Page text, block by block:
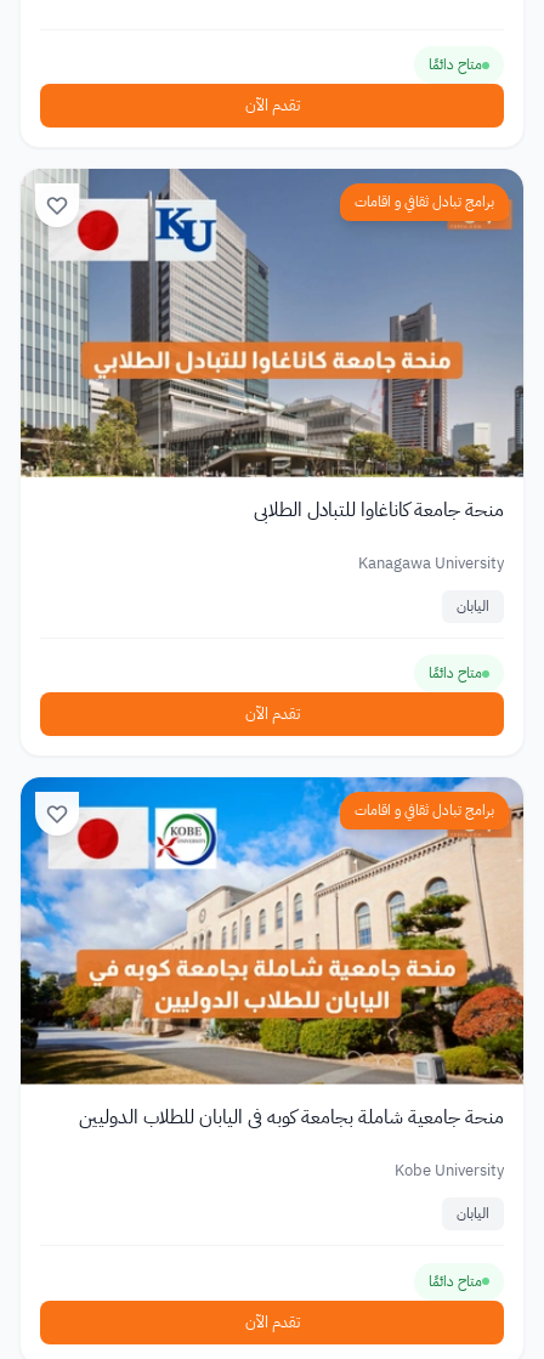
متاح دائمًا
تقدم الآن
برامج تبادل ثقافي و اقامات
منحة جامعة كاناغاوا للتبادل الطلابي
Kanagawa University
اليابان
متاح دائمًا
تقدم الآن
برامج تبادل ثقافي و اقامات
منحة جامعية شاملة بجامعة كوبه في اليابان للطلاب الدوليين
Kobe University
اليابان
متاح دائمًا
تقدم الآن